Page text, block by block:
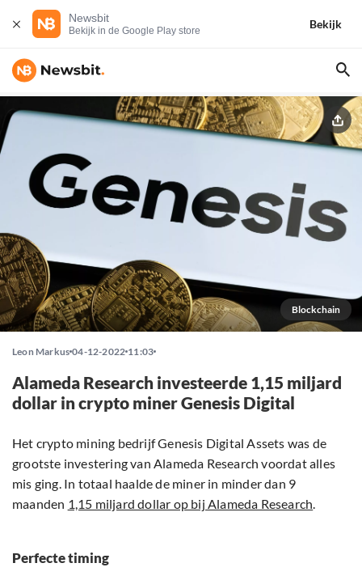
Newsbit
Bekijk in de Google Play store
Bekijk
Blockchain
Leon Markus 04-12-2022 11:03
Alameda Research investeerde 1,15 miljard
dollar in crypto miner Genesis Digital
Het crypto mining bedrijf Genesis Digital Assets was de
grootste investering van Alameda Research voordat alles
mis ging. In totaal haalde de miner in minder dan 9
maanden 1,15 miljard dollar op bij Alameda Research.
Perfecte timing